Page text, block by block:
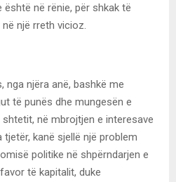
në rënie, për shkak të
një rreth vicioz.
nga njëra anë, bashkë me
të punës dhe mungesën e
në mbrojtjen e interesave
kanë sjellë një problem
politike në shpërndarjen e
të kapitalit, duke